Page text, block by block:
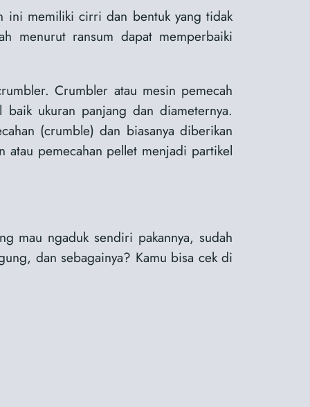
ini memiliki cirri dan bentuk yang tidak
menurut ransum dapat memperbaiki
Crumbler atau mesin pemecah
ukuran panjang dan diameternya.
(crumble) dan biasanya diberikan
pemecahan pellet menjadi partikel
mau ngaduk sendiri pakannya, sudah
dan sebagainya? Kamu bisa cek di